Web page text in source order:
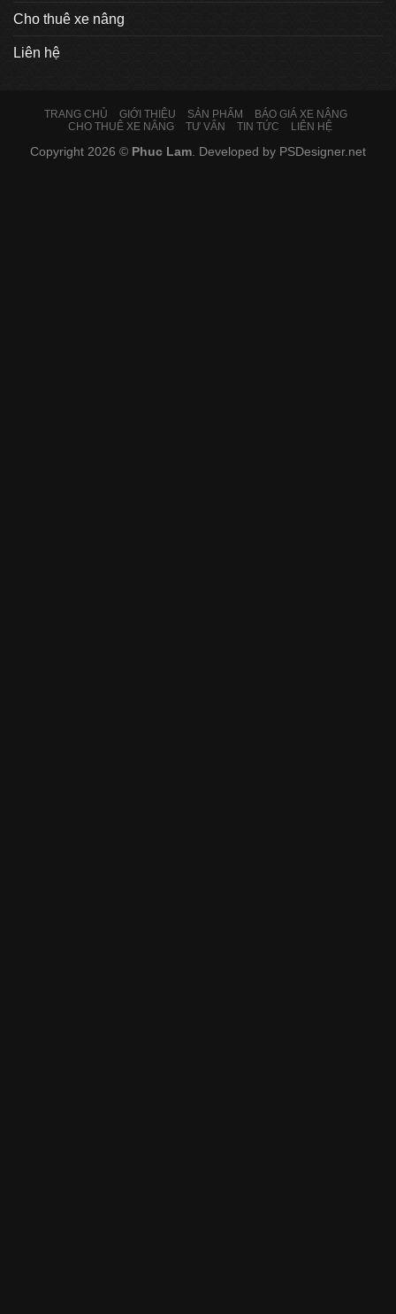
Cho thuê xe nâng
Liên hệ
TRANG CHỦ GIỚI THIỆU SẢN PHẨM
BÁO GIÁ XE NÂNG
CHO THUÊ XE NÂNG
TƯ VẤN TIN TỨC LIÊN HỆ
Copyright 2026 © Phuc Lam. Developed by PSDesigner.net